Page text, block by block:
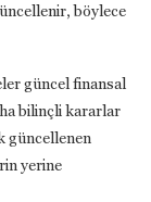
böylece
güncel finansal
bilinçli kararlar
güncellenen
yerine